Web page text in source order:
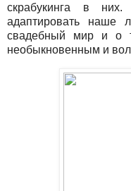
скрабукинга в
адаптировать наше
свадебный мир и о
необыкновенным и